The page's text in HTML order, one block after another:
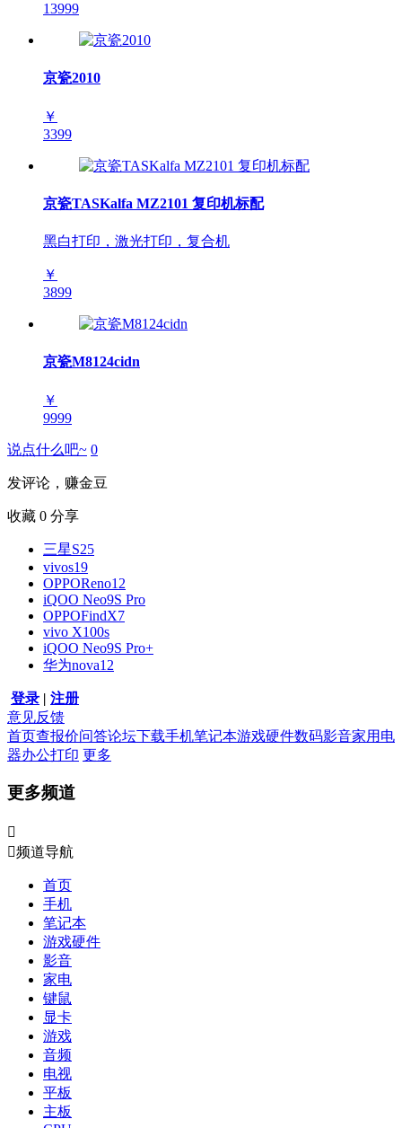
13999
京瓷2010
￥
3399
京瓷TASKalfa MZ2101 复印机标配
黑白打印，激光打印，复合机
￥
3899
京瓷M8124cidn
￥
9999
说点什么吧~ 0
发评论，赚金豆
收藏 0 分享
三星S25
vivos19
OPPOReno12
iQOO Neo9S Pro
OPPOFindX7
vivo X100s
iQOO Neo9S Pro+
华为nova12
登录 | 注册
意见反馈
首页查报价问答论坛下载手机笔记本游戏硬件数码影音家用电
器办公打印 更多
更多频道

频道导航
首页
手机
笔记本
游戏硬件
影音
家电
键鼠
显卡
游戏
音频
电视
平板
主板